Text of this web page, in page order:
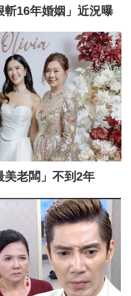
16年婚姻」近況曝
美老闆」不到2年